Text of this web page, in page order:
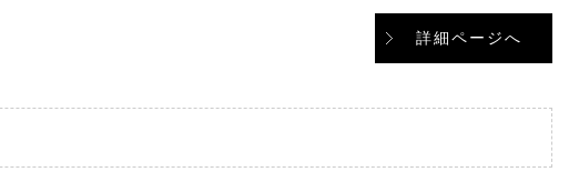
詳細ページへ